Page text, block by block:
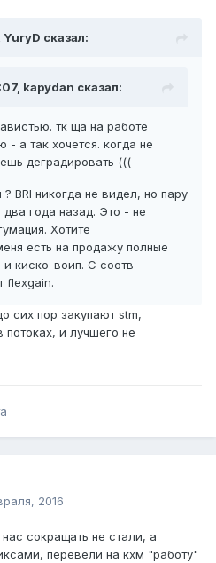
сказал:
kapydan сказал:
тк ща на работе
а так хочется. когда не
деградировать (((
BRI никогда не видел, но пару
года назад. Это - не
Хотите
есть на продажу полные
киско-воип. С соотв
flexgain.
сих пор закупают stm,
потоках, и лучшего не
2016
сокращать не стали, а
перевели на кхм "работу"